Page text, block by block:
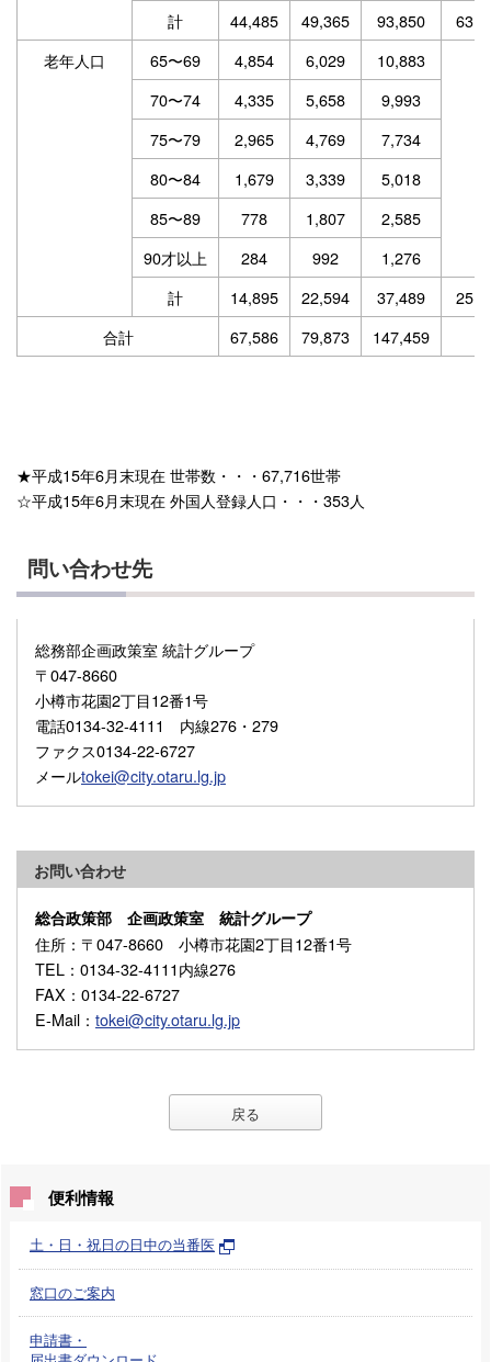
計
44,485 49,365 93,850
老年人口
65〜69 4,854 6,029
10,883
70〜74
4,335 5,658
9,993
75〜79
2,965 4,769
7,734
80〜84
1,679 3,339
5,018
85〜89
778 1,807
2,585
90才以上
284 992
1,276
計
14,895 22,594 37,489
合計
67,586 79,873 147,459
★平成15年6月末現在 世帯数・・・67,716世帯
☆平成15年6月末現在 外国人登録人口・・・353人
問い合わせ先
総務部企画政策室 統計グループ
〒047-8660
小樽市花園2丁目12番1号
電話0134-32-4111 内線276・279
ファクス0134-22-6727
メールtokei@city.otaru.lg.jp
お問い合わせ
総合政策部 企画政策室 統計グループ
住所 ：〒047-8660 小樽市花園2丁目12番1号
TEL ：0134-32-4111内線276
FAX ：0134-22-6727
E-Mail ： tokei@city.otaru.lg.jp
戻る
便利情報
土・日・祝日の日中の当番医
窓口のご案内
申請書・